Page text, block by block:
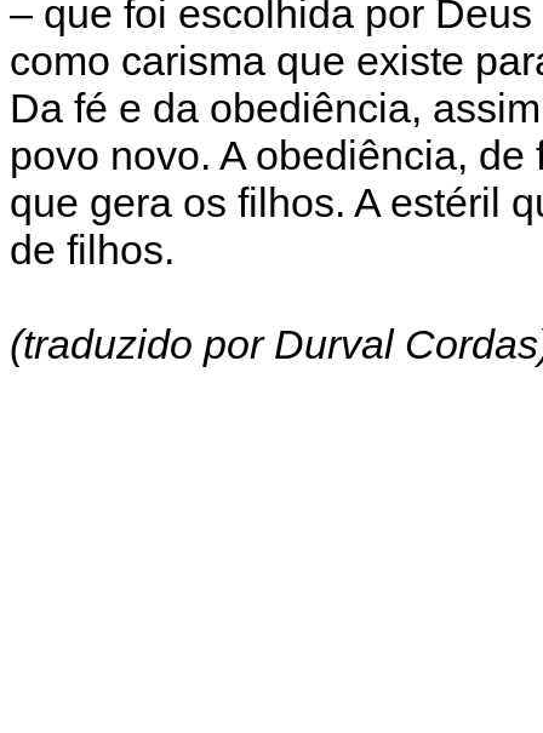
– que foi escolhida por
como carisma que existe
Da fé e da obediência,
povo novo. A obediência,
que gera os filhos. A estéril
de filhos.
(traduzido por Durval